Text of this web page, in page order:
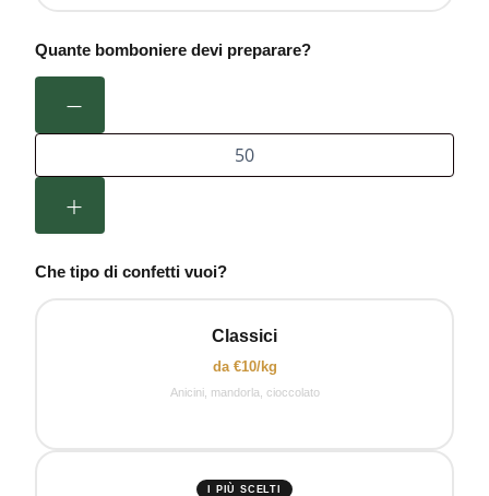
Quante bomboniere devi preparare?
−
+
Che tipo di confetti vuoi?
Classici
da €10/kg
Anicini, mandorla, cioccolato
I PIÙ SCELTI